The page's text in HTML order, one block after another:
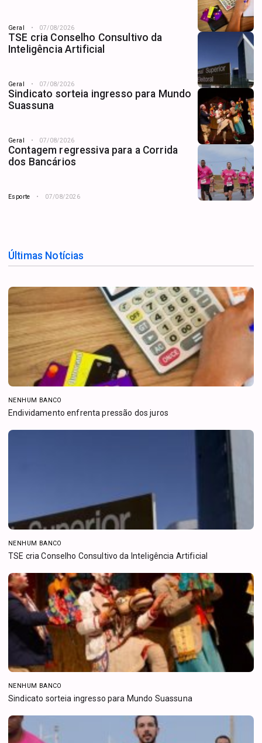
Geral 07/08/2026
TSE cria Conselho Consultivo da
Inteligência Artificial
Geral 07/08/2026
Sindicato sorteia ingresso para Mundo
Suassuna
Geral 07/08/2026
Contagem regressiva para a Corrida
dos Bancários
Esporte 07/08/2026
Últimas Notícias
NENHUM BANCO
Endividamento enfrenta pressão dos juros
NENHUM BANCO
TSE cria Conselho Consultivo da Inteligência Artificial
NENHUM BANCO
Sindicato sorteia ingresso para Mundo Suassuna